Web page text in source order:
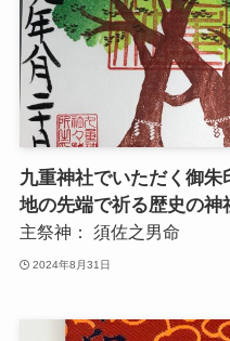
九重神社でいただく御
地の先端で祈る歴史の神
主祭神： 須佐之男命
2024年8月31日